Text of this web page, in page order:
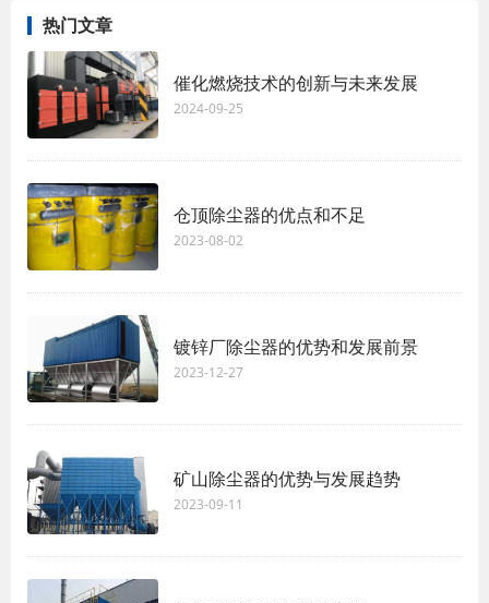
热门文章
催化燃烧技术的创新与未来发展
2024-09-25
仓顶除尘器的优点和不足
2023-08-02
镀锌厂除尘器的优势和发展前景
2023-12-27
矿山除尘器的优势与发展趋势
2023-09-11